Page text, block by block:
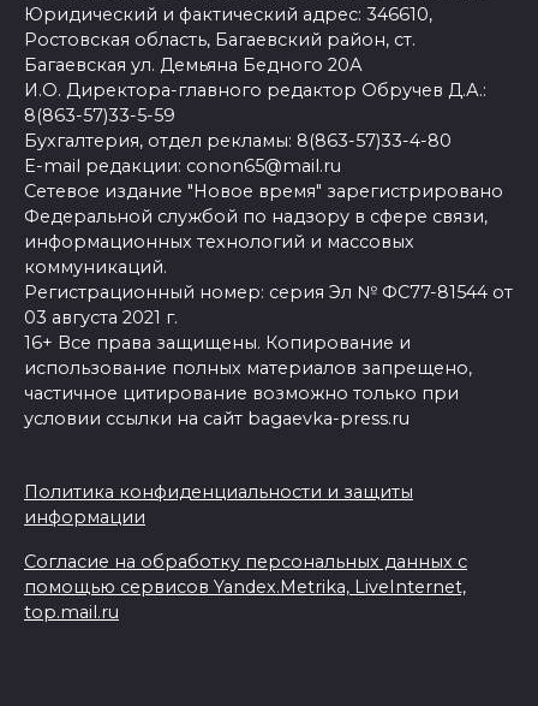
Юридический и фактический адрес: 346610,
Ростовская область, Багаевский район, ст.
Багаевская ул. Демьяна Бедного 20А
И.О. Директора-главного редактор Обручев Д.А.:
8(863-57)33-5-59
Бухгалтерия, отдел рекламы: 8(863-57)33-4-80
E-mail редакции: conon65@mail.ru
Сетевое издание "Новое время" зарегистрировано
Федеральной службой по надзору в сфере связи,
информационных технологий и массовых
коммуникаций.
Регистрационный номер: серия Эл № ФС77-81544 от
03 августа 2021 г.
16+ Все права защищены. Копирование и
использование полных материалов запрещено,
частичное цитирование возможно только при
условии ссылки на сайт bagaevka-press.ru
Политика конфиденциальности и защиты
информации
Согласие на обработку персональных данных с
помощью сервисов Yandex.Metrika, LiveInternet,
top.mail.ru